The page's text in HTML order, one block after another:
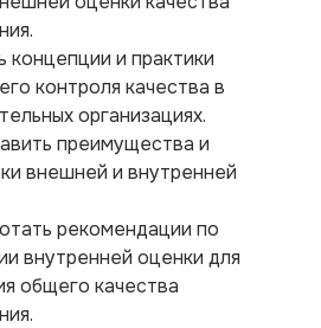
концепции и практики
контроля качества в
организациях.
преимущества и
внешней и внутренней
рекомендации по
внутренней оценки для
общего качества